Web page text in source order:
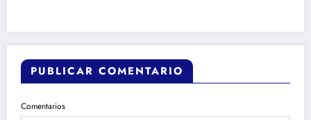
PUBLICAR COMENTARIO
Comentarios